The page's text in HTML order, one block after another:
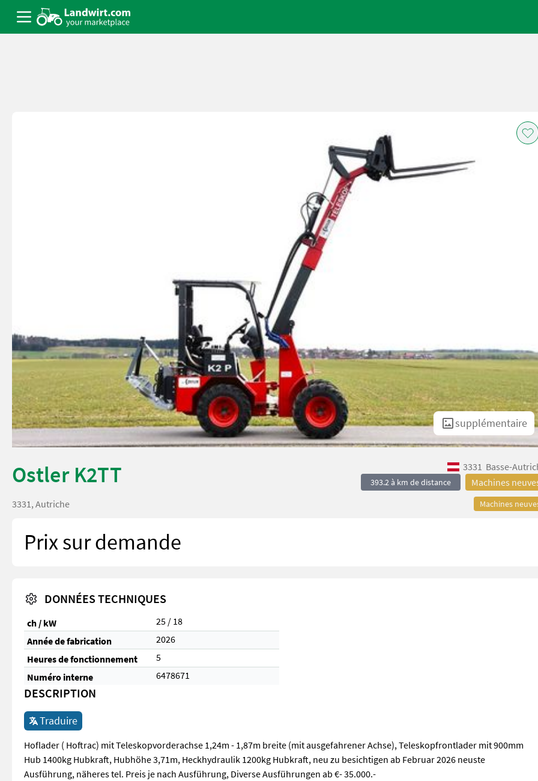
supplémentaire
Ostler K2TT 3331 Basse-
393.2 à km de distance Machines
Machines
3331, Autriche
Prix sur demande
DONNÉES TECHNIQUES
ch / kW
25 / 18
Année de fabrication
2026
Heures de fonctionnement
5
Numéro interne
6478671
DESCRIPTION
Traduire
Hoflader ( Hoftrac) mit Teleskopvorderachse 1,24m - 1,87m breite (mit ausgefahrener Achse), Teleskopfrontlader mit 900mm
Hub 1400kg Hubkraft, Hubhöhe 3,71m, Heckhydraulik 1200kg Hubkraft, neu zu besichtigen ab Februar 2026 neuste
Ausführung, näheres tel. Preis je nach Ausführung, Diverse Ausführungen ab €- 35.000.-